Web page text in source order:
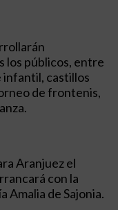
los públicos, entre
infantil, castillos
de frontenis,
Aranjuez el
con la
Amalia de Sajonia.